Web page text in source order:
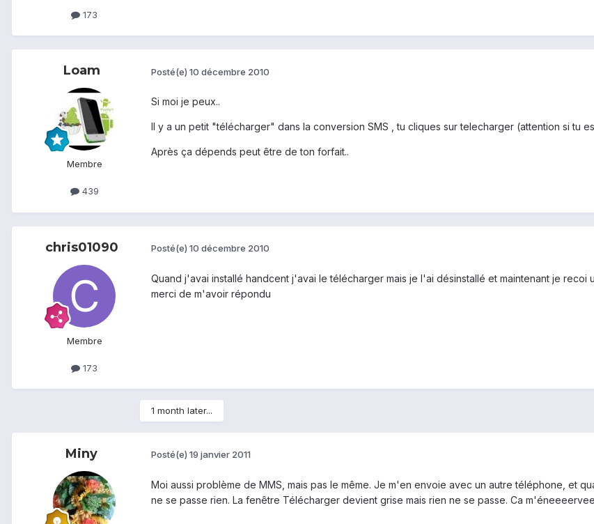
173
Loam
Membre
439
Posté(e) 10 décembre 2010
Si moi je peux..
Il y a un petit "télécharger" dans la conversion SMS , tu cliques sur telecharger (attention si tu
Après ça dépends peut être de ton forfait..
chris01090
Membre
173
Posté(e) 10 décembre 2010
Quand j'avai installé handcent j'avai le télécharger mais je l'ai désinstallé et maintenant je
merci de m'avoir répondu
1 month later...
Miny Posté(e) 19 janvier 2011
Moi aussi problème de MMS, mais pas le même. Je m'en envoie avec un autre téléphone, et
ne se passe rien. La fenêtre Télécharger devient grise mais rien ne se passe. Ca